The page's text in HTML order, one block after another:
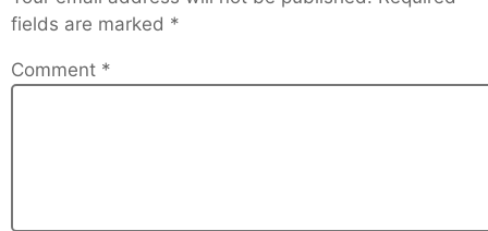
fields are marked *
Comment *